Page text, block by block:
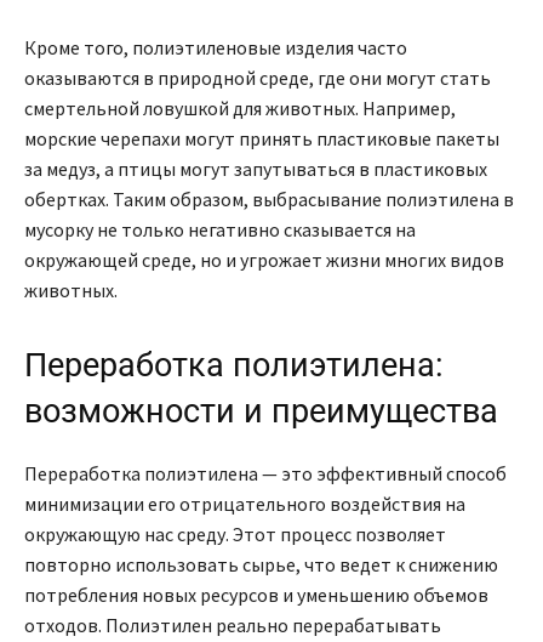
Кроме того, полиэтиленовые изделия часто
оказываются в природной среде, где они могут стать
смертельной ловушкой для животных. Например,
морские черепахи могут принять пластиковые пакеты
за медуз, а птицы могут запутываться в пластиковых
обертках. Таким образом, выбрасывание полиэтилена в
мусорку не только негативно сказывается на
окружающей среде, но и угрожает жизни многих видов
животных.
Переработка полиэтилена:
возможности и преимущества
Переработка полиэтилена — это эффективный способ
минимизации его отрицательного воздействия на
окружающую нас среду. Этот процесс позволяет
повторно использовать сырье, что ведет к снижению
потребления новых ресурсов и уменьшению объемов
отходов. Полиэтилен реально перерабатывать